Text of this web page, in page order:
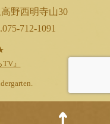
野西明寺山30
712-1091
』